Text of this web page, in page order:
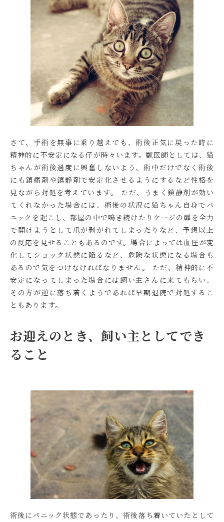
さて、手術を無事に乗り越えても、術後正気に戻った時に
精神的に不安定になる仔が時々います。獣医師としては、猫
ちゃんが術後過度に興奮しないよう、術中だけでなく術後
にも鎮痛剤や鎮静剤で安定化させるようにするなど性格を
見ながら対処を考えています。 ただ、うまく鎮静剤が効い
てくれなかった場合には、術後の状況に猫ちゃん自身でパ
ニックを起こし、部屋の中で鳴き続けたりケージの扉を全力
で開けようとして爪が剥がれてしまったりなど、予想以上
の反応を見せることもあるのです。場合によっては血圧が変
化してショック状態に陥るなど、危険な状態になる場合も
あるので気をつけなければなりません。 ただ、精神的に不
安定になってしまった場合には飼い主さんに来てもらい、
その方が逆に落ち着くようであれば早期退院で対処するこ
ともあります。
お迎えのとき、飼い主としてでき
ること
術後にパニック状態であったり、術後落ち着いていたとして